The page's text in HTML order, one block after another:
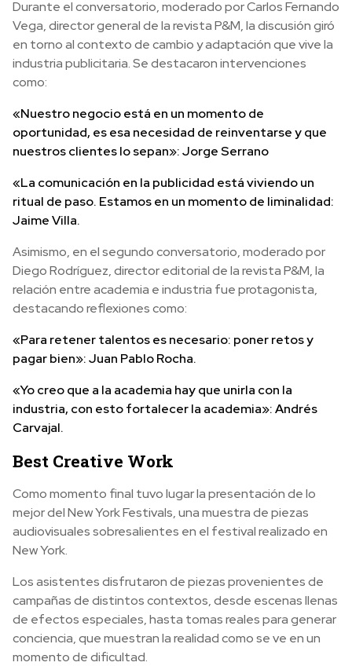
Durante el conversatorio, moderado por Carlos Fernando
Vega, director general de la revista P&M, la discusión giró
en torno al contexto de cambio y adaptación que vive la
industria publicitaria. Se destacaron intervenciones
como:
«Nuestro negocio está en un momento de
oportunidad, es esa necesidad de reinventarse y que
nuestros clientes lo sepan»: Jorge Serrano
«La comunicación en la publicidad está viviendo un
ritual de paso. Estamos en un momento de liminalidad:
Jaime Villa.
Asimismo, en el segundo conversatorio, moderado por
Diego Rodríguez, director editorial de la revista P&M, la
relación entre academia e industria fue protagonista,
destacando reflexiones como:
«Para retener talentos es necesario: poner retos y
pagar bien»: Juan Pablo Rocha.
«Yo creo que a la academia hay que unirla con la
industria, con esto fortalecer la academia»: Andrés
Carvajal.
Best Creative Work
Como momento final tuvo lugar la presentación de lo
mejor del New York Festivals, una muestra de piezas
audiovisuales sobresalientes en el festival realizado en
New York.
Los asistentes disfrutaron de piezas provenientes de
campañas de distintos contextos, desde escenas llenas
de efectos especiales, hasta tomas reales para generar
conciencia, que muestran la realidad como se ve en un
momento de dificultad.